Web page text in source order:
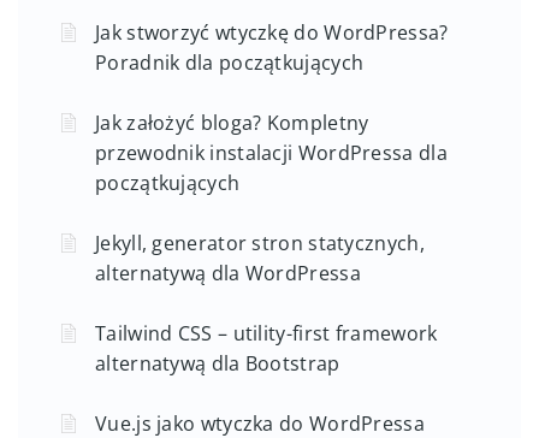
Jak stworzyć wtyczkę do WordPressa?
Poradnik dla początkujących
Jak założyć bloga? Kompletny
przewodnik instalacji WordPressa dla
początkujących
Jekyll, generator stron statycznych,
alternatywą dla WordPressa
Tailwind CSS – utility-first framework
alternatywą dla Bootstrap
Vue.js jako wtyczka do WordPressa